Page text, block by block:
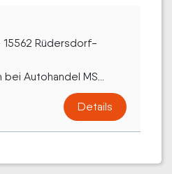
Rüdersdorf-
Autohandel MS...
Details